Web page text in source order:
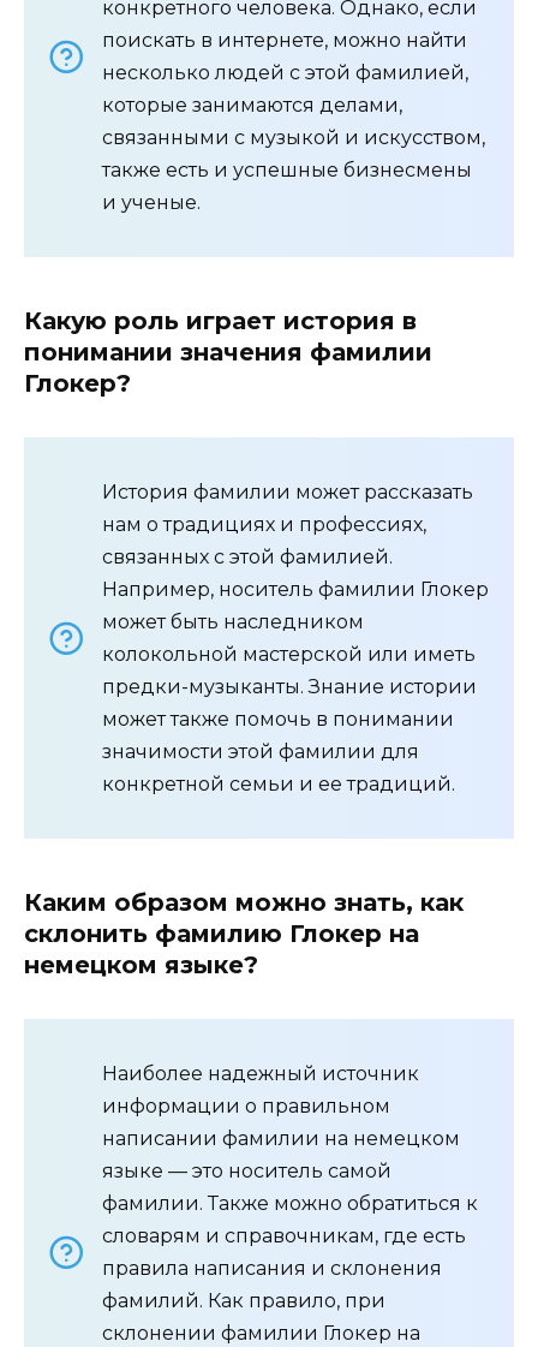
конкретного человека. Однако, если
поискать в интернете, можно найти
несколько людей с этой фамилией,
которые занимаются делами,
связанными с музыкой и искусством,
также есть и успешные бизнесмены
и ученые.
Какую роль играет история в
понимании значения фамилии
Глокер?
История фамилии может рассказать
нам о традициях и профессиях,
связанных с этой фамилией.
Например, носитель фамилии Глокер
может быть наследником
колокольной мастерской или иметь
предки-музыканты. Знание истории
может также помочь в понимании
значимости этой фамилии для
конкретной семьи и ее традиций.
Каким образом можно знать, как
склонить фамилию Глокер на
немецком языке?
Наиболее надежный источник
информации о правильном
написании фамилии на немецком
языке — это носитель самой
фамилии. Также можно обратиться к
словарям и справочникам, где есть
правила написания и склонения
фамилий. Как правило, при
склонении фамилии Глокер на